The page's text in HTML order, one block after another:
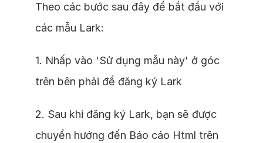
Theo các bước sau đây để bắt đầu với
các mẫu Lark:
1. Nhấp vào 'Sử dụng mẫu này' ở góc
trên bên phải để đăng ký Lark
2. Sau khi đăng ký Lark, bạn sẽ được
chuyển hướng đến Báo cáo Html trên